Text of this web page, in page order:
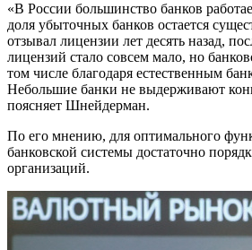
«В России большинство банков
доля убыточных банков остается
отзывал лицензии лет десять назад,
лицензий стало совсем мало, но
том числе благодаря естественным
Небольшие банки не выдерживают
поясняет Шнейдерман.
По его мнению, для оптимального
банковской системы достаточно
организаций.